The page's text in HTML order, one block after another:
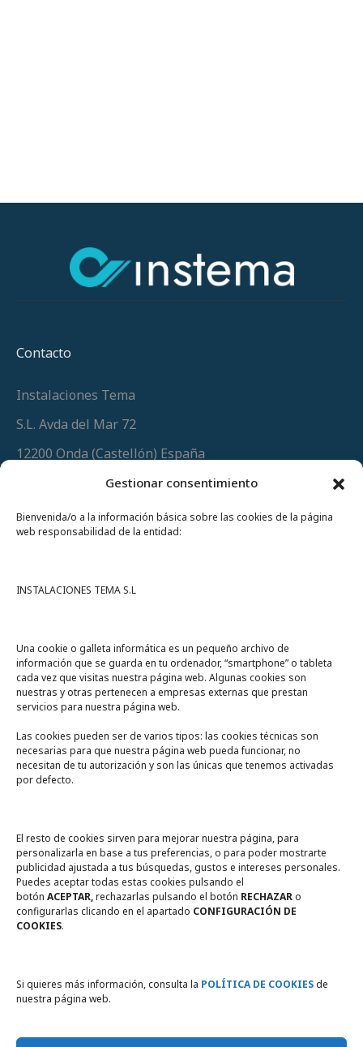
Gestionar consentimiento
Bienvenida/o a la información básica sobre las cookies de la página
web responsabilidad de la entidad:
INSTALACIONES TEMA S.L
Una cookie o galleta informática es un pequeño archivo de
información que se guarda en tu ordenador, “smartphone” o tableta
cada vez que visitas nuestra página web. Algunas cookies son
nuestras y otras pertenecen a empresas externas que prestan
servicios para nuestra página web.
Las cookies pueden ser de varios tipos: las cookies técnicas son
necesarias para que nuestra página web pueda funcionar, no
necesitan de tu autorización y son las únicas que tenemos activadas
por defecto.
El resto de cookies sirven para mejorar nuestra página, para
personalizarla en base a tus preferencias, o para poder mostrarte
publicidad ajustada a tus búsquedas, gustos e intereses personales.
Puedes aceptar todas estas cookies pulsando el
botón ACEPTAR,rechazarlas pulsando el botón RECHAZARo
configurarlas clicando en el apartado CONFIGURACIÓN DE
COOKIES.
Si quieres más información, consulta la POLÍTICA DE COOKIESde
nuestra página web.
Contacto
Instalaciones Tema
S.L. Avda del Mar 72
12200 Onda (Castellón) España
(+34) 964 60 34 34
Urgencias y whatsapp649 406 493
A un click
Tienda online Legal
Política de privacidad
Política de Cookies